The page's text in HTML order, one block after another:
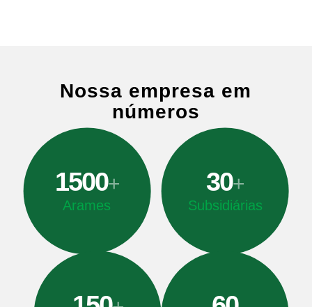
Nossa empresa em
números
1500+
Arames
30+
Subsidiárias